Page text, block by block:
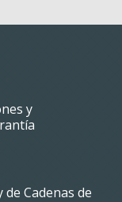
y
Cadenas de